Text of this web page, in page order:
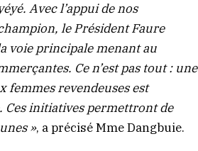
Avec l’appui de nos
le Président Faure
voie principale menant au
Ce n’est pas tout : une
revendeuses est
Ces initiatives permettront de
», a précisé Mme Dangbuie.